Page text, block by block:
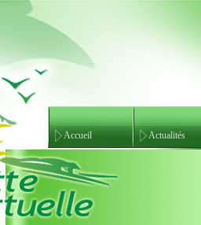
Accueil Actualités